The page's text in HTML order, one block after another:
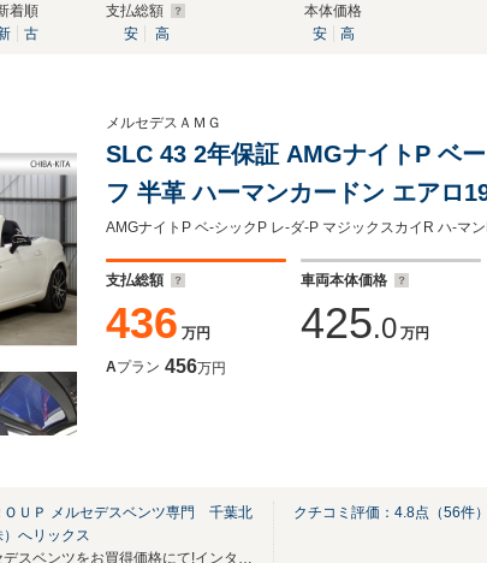
着順
古
支払総額
安
高
本体価格
安
高
メルセデスＡＭＧ
SLC 43 2年保証 AMGナイトP ベ
フ 半革 ハーマンカードン エアロ
インドS レーンキープ ナビTV B
支払総額
436 万円
車両本体価格
425.0 万円
Aプラン 456万円
ＯＵＰ メルセデスベンツ専門 千葉北
へリックス
厳選されたメルセデスベンツをお買得価格にて!インターすぐそばアクセスもバッチリ!!
クチコミ評価： 4.8点（56件）